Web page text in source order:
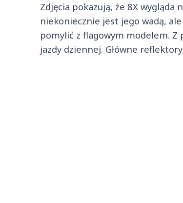
Zdjęcia pokazują, że 8X wygląda
niekoniecznie jest jego wadą,
pomylić z flagowym modelem. Z
jazdy dziennej. Główne